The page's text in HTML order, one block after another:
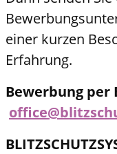
einer kurzen
Erfahrung.
Bewerbung per